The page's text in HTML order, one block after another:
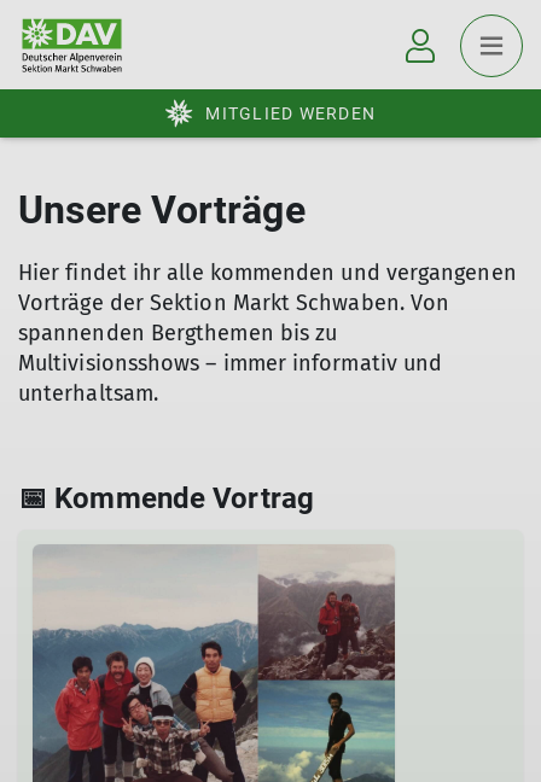
MITGLIED WERDEN
Unsere Vorträge
Hier findet ihr alle kommenden und vergangenen
Vorträge der Sektion Markt Schwaben. Von
spannenden Bergthemen bis zu
Multivisionsshows – immer informativ und
unterhaltsam.
📅 Kommende Vortrag